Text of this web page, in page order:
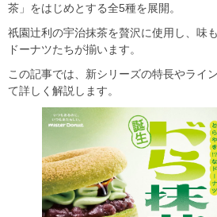
茶」をはじめとする全5種を展開。
祇園辻利の宇治抹茶を贅沢に使用し、味
ドーナツたちが揃います。
この記事では、新シリーズの特長やライ
て詳しく解説します。